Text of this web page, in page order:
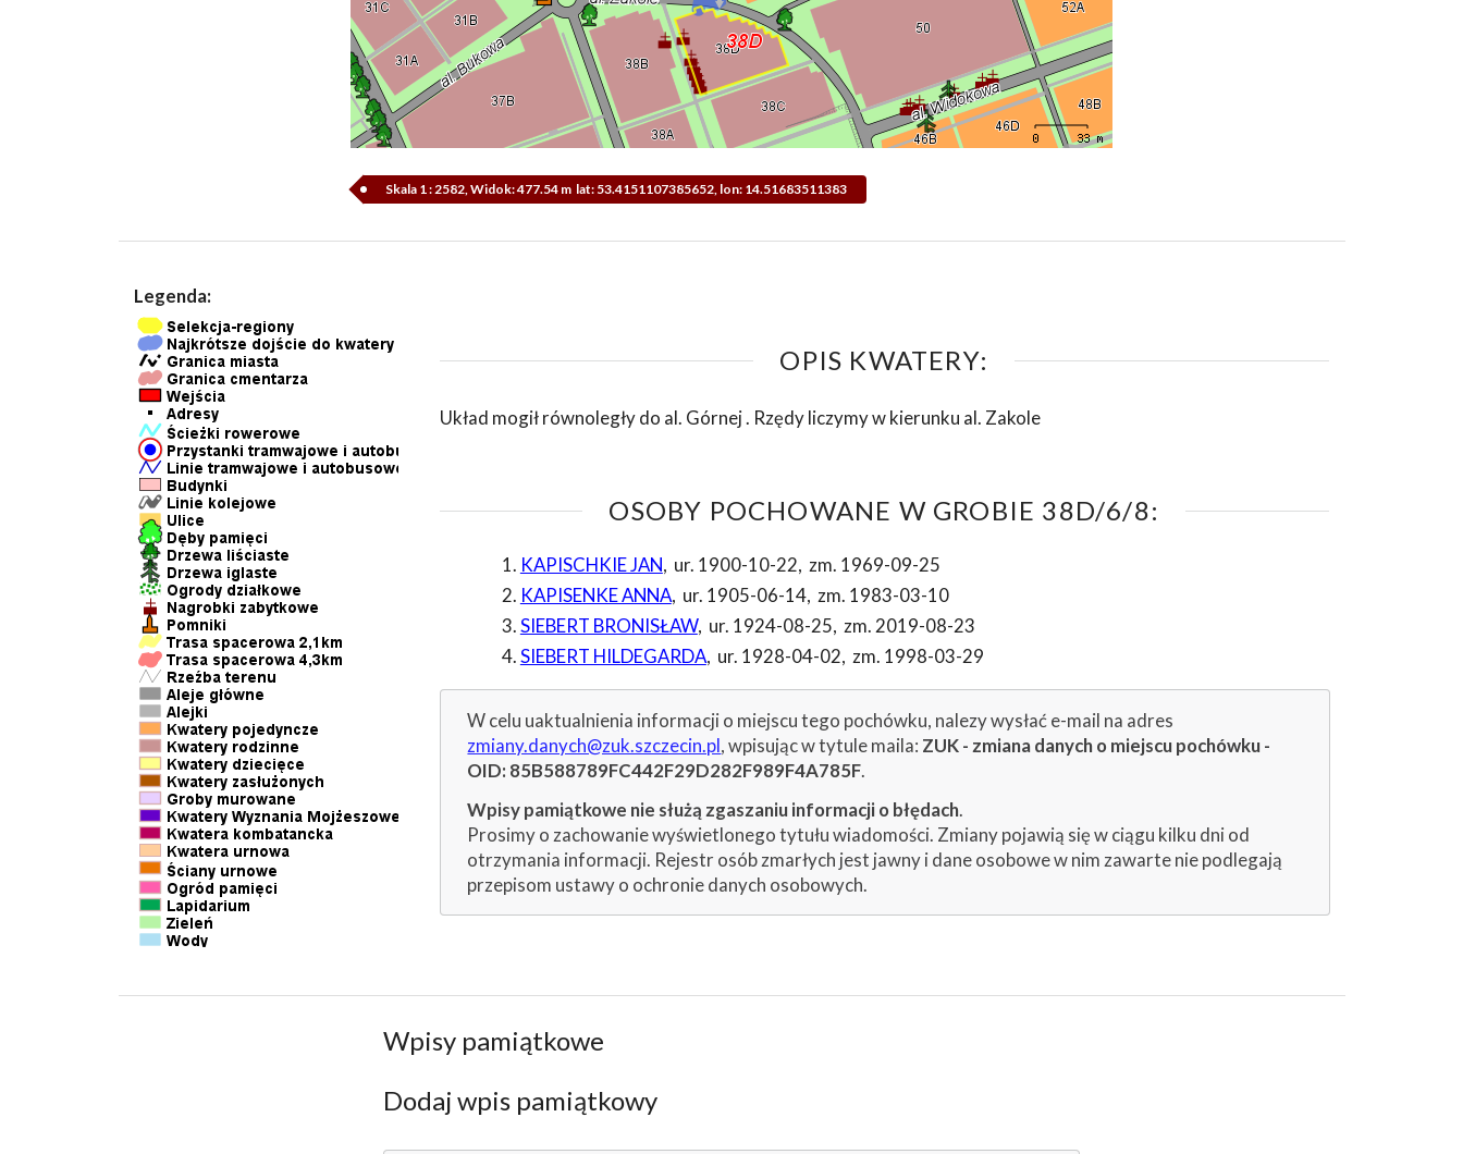
Skala 1 : 2582, Widok: 477.54 m lat: 53.4151107385652, lon: 14.51683511383
Legenda:
OPIS KWATERY:
Układ mogił równoległy do al. Górnej . Rzędy liczymy w kierunku al. Zakole
OSOBY POCHOWANE W GROBIE 38D/6/8:
KAPISCHKIE JAN, ur. 1900-10-22, zm. 1969-09-25
KAPISENKE ANNA, ur. 1905-06-14, zm. 1983-03-10
SIEBERT BRONISŁAW, ur. 1924-08-25, zm. 2019-08-23
SIEBERT HILDEGARDA, ur. 1928-04-02, zm. 1998-03-29
W celu uaktualnienia informacji o miejscu tego pochówku, nalezy wysłać e-mail na adres
zmiany.danych@zuk.szczecin.pl, wpisując w tytule maila: ZUK - zmiana danych o miejscu pochówku -
OID: 85B588789FC442F29D282F989F4A785F.
Wpisy pamiątkowe nie służą zgaszaniu informacji o błędach.
Prosimy o zachowanie wyświetlonego tytułu wiadomości. Zmiany pojawią się w ciągu kilku dni od
otrzymania informacji. Rejestr osób zmarłych jest jawny i dane osobowe w nim zawarte nie podlegają
przepisom ustawy o ochronie danych osobowych.
Wpisy pamiątkowe
Dodaj wpis pamiątkowy